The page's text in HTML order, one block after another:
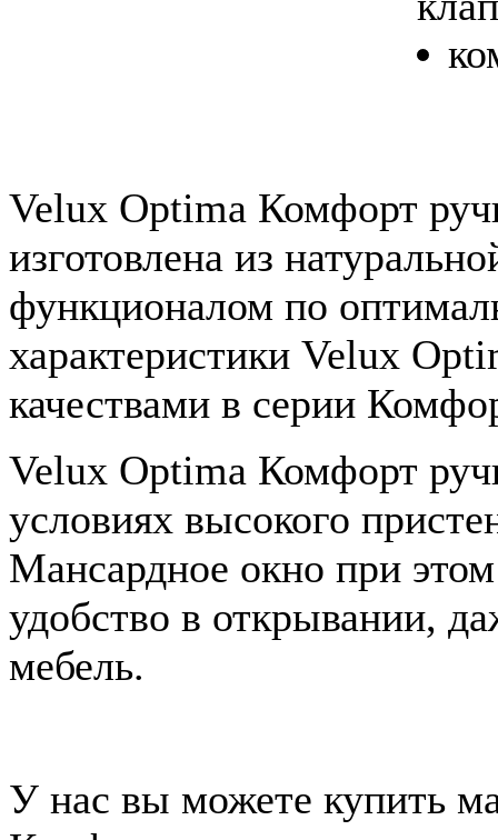
Velux Optima Комфорт
изготовлена из
функционалом по
характеристики Velux
качествами в серии
Velux Optima Комфорт
условиях высокого
Мансардное окно при
удобство в открывании,
мебель.
У нас вы можете купить